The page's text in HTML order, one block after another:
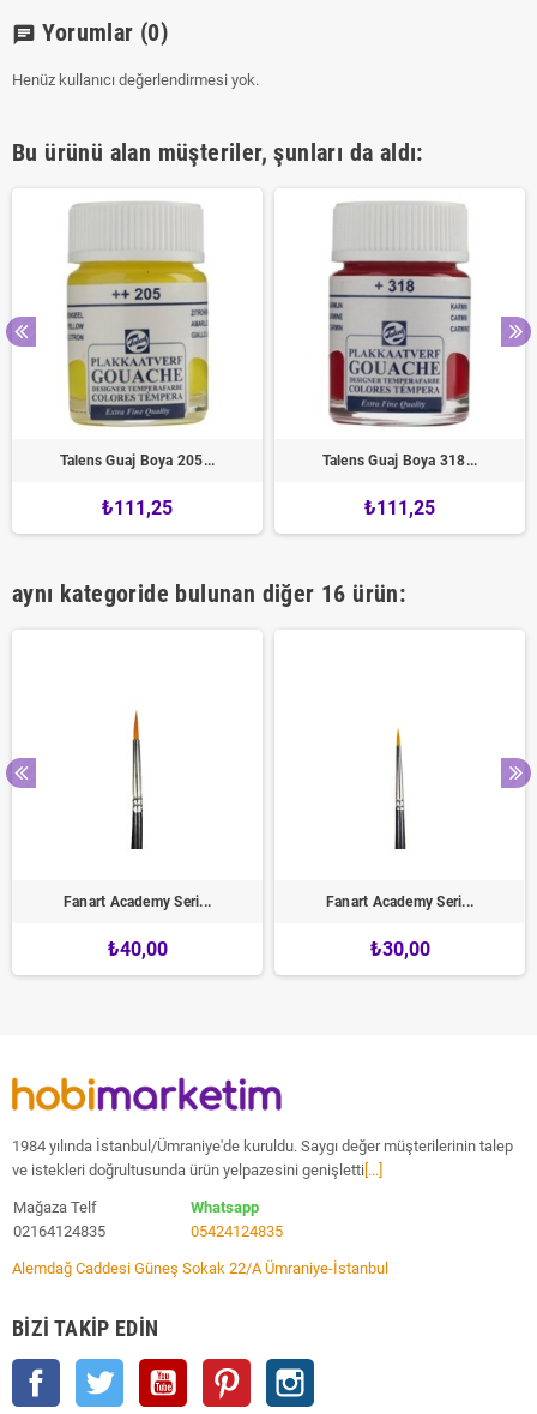
chat Yorumlar (0)
Henüz kullanıcı değerlendirmesi yok.
Bu ürünü alan müşteriler, şunları da aldı:
Talens Guaj Boya 205...
₺111,25
Talens Guaj Boya 318...
₺111,25
aynı kategoride bulunan diğer 16 ürün:
Fanart Academy Seri...
₺40,00
Fanart Academy Seri...
₺30,00
1984 yılında İstanbul/Ümraniye'de kuruldu. Saygı değer müşterilerinin talep
ve istekleri doğrultusunda ürün yelpazesini genişletti [...]
Mağaza Telf
02164124835
Whatsapp
05424124835
Alemdağ Caddesi Güneş Sokak 22/A Ümraniye-İstanbul
BIZI TAKIP EDIN
Facebook Twitter YouTube Pinterest